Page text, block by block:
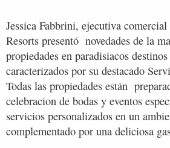
Jessica Fabbrini, ejecutiva
Resorts presentó novedades de la
propiedades en paradisiacos
caracterizados por su destacado
Todas las propiedades están
celebracion de bodas y eventos
servicios personalizados en un
complementado por una deliciosa